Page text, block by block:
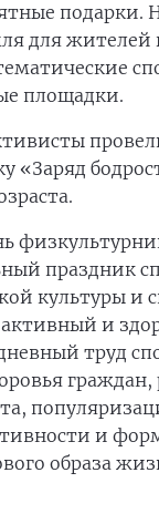
подарки.
для жителей
площадки.
«Заряд
праздник
культуры и
активный и
труд
и
образа